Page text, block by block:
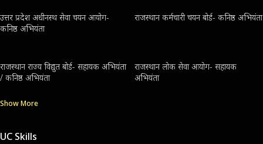
उत्तर प्रदेश अधीनस्थ सेवा चयन आयोग-
कनिष्ठ अभियंता
राजस्थान कर्मचारी चयन बोर्ड- कनिष्ठ अभियंता
राजस्थान राज्य विद्युत बोर्ड- सहायक अभियंता
/ कनिष्ठ अभियंता
राजस्थान लोक सेवा आयोग- सहायक
अभियंता
Show More
UC Skills